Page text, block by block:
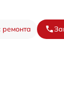
ремонта